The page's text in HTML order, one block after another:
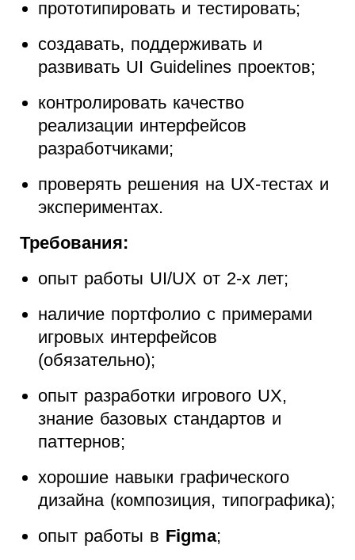
прототипировать и тестировать;
создавать, поддерживать и
развивать UI Guidelines проектов;
контролировать качество
реализации интерфейсов
разработчиками;
проверять решения на UX-тестах и
экспериментах.
Требования:
опыт работы UI/UX от 2-х лет;
наличие портфолио с примерами
игровых интерфейсов
(обязательно);
опыт разработки игрового UX,
знание базовых стандартов и
паттернов;
хорошие навыки графического
дизайна (композиция, типографика);
опыт работы в Figma;